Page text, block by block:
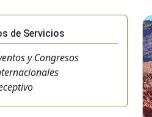
de Servicios
y Congresos